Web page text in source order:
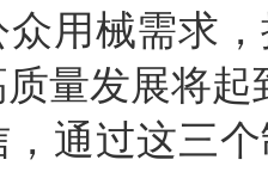
用械需求
量发展将起
过这三个